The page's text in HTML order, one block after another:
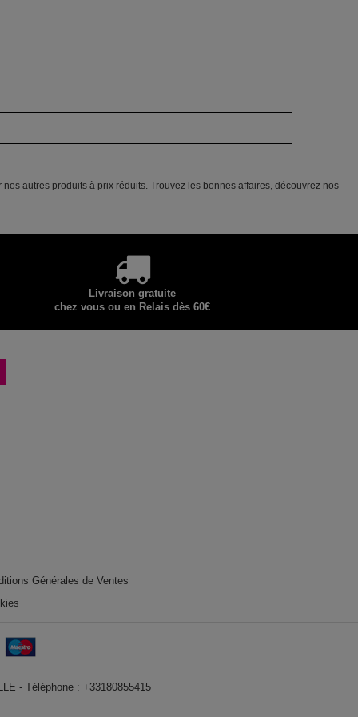
autres produits à prix réduits. Trouvez les bonnes affaires, découvrez nos
Livraison gratuite
chez vous ou en Relais dès 60€
Générales de Ventes
- Téléphone : +33180855415